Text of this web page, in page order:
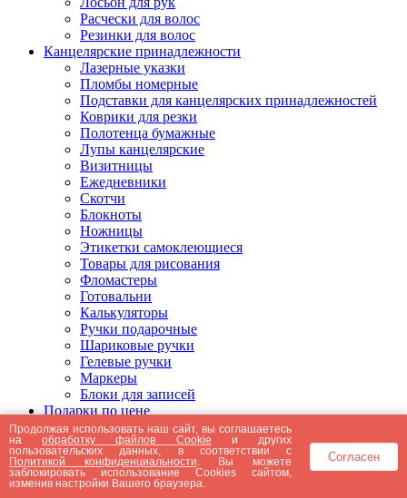
Расчески для волос
Резинки для волос
Канцелярские принадлежности
Лазерные указки
Пломбы номерные
Подставки для канцелярских принадлежностей
Коврики для резки
Полотенца бумажные
Лупы канцелярские
Визитницы
Ежедневники
Скотчи
Блокноты
Ножницы
Этикетки самоклеющиеся
Товары для рисования
Фломастеры
Готовальни
Калькуляторы
Ручки подарочные
Шариковые ручки
Гелевые ручки
Маркеры
Блоки для записей
Подарки по цене
Подарки от 5000 рублей
Подарки до 5000 рублей
Подарки до 3000 рублей
Подарки до 2000 рублей
Подарки до 1000 рублей
Продолжая использовать наш сайт, вы соглашаетесь
наобработку файлов Cookie и других
пользовательских данных, в соответствии с
Политикой конфиденциальности . Вы можете
заблокировать использование Cookies сайтом,
изменив настройки Вашего браузера.
Согласен